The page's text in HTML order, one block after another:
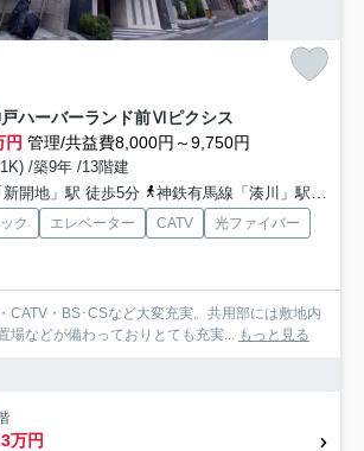
ハーバーランド前Ⅵピクシス
円 管理/共益費8,000円～9,750円
/築9年 /13階建
開地」駅 徒歩5分
神鉄有馬線「湊川」駅 徒歩10分
ク エレベーター CATV
光ファイバー
CATV・BS･CSなど大変充実。共用部には敷地内
場などが備わっておりとても充実... もっと見る
万円